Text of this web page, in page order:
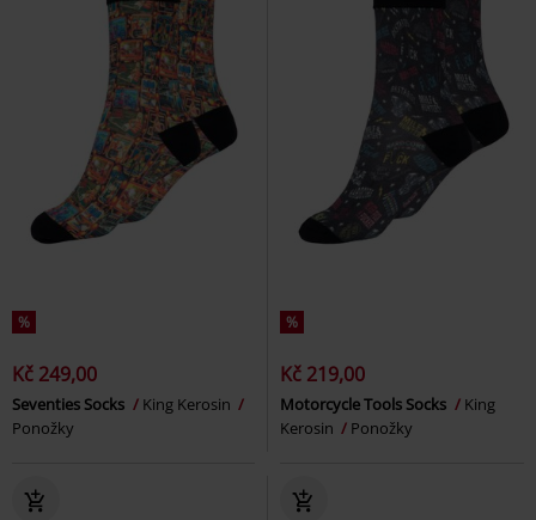
%
Kč 249,00
Seventies Socks
King Kerosin
Ponožky
%
Kč 219,00
Motorcycle Tools Socks
King
Kerosin
Ponožky